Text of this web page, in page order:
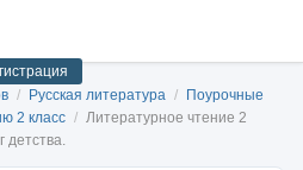
/ Русская литература /
Поурочные
2 класс / Литературное чтение 2
детства.